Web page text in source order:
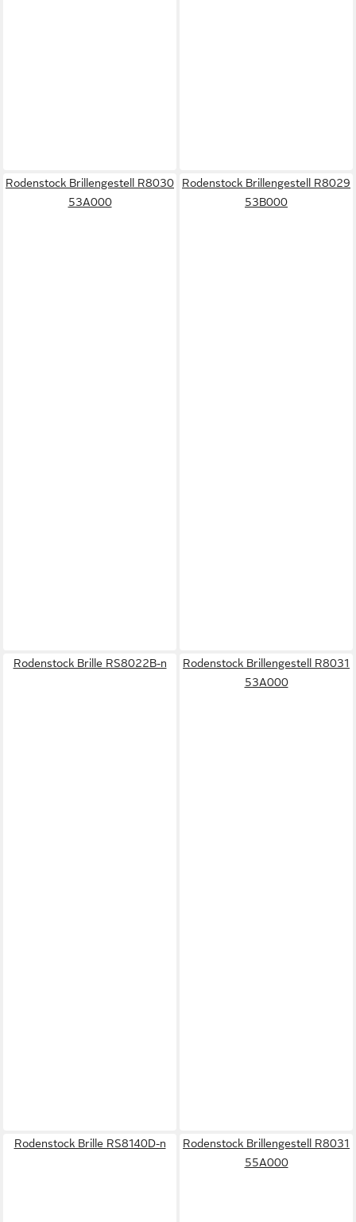
Rodenstock Brillengestell R8030
53A000
Rodenstock Brillengestell R8029
53B000
Rodenstock Brille RS8022B-n
Rodenstock Brillengestell R8031
53A000
Rodenstock Brille RS8140D-n
Rodenstock Brillengestell R8031
55A000